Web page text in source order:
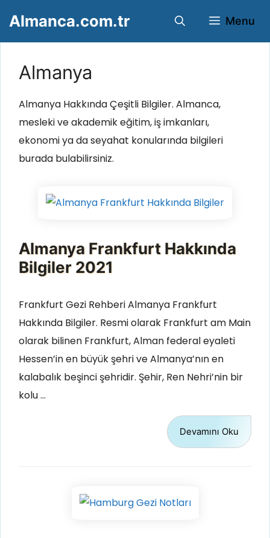
atlaAlmanca.com.tr Menu
Almanya
Almanya Hakkında Çeşitli Bilgiler. Almanca,
mesleki ve akademik eğitim, iş imkanları,
ekonomi ya da seyahat konularında bilgileri
burada bulabilirsiniz.
Almanya Frankfurt Hakkında
Bilgiler 2021
Frankfurt Gezi Rehberi Almanya Frankfurt
Hakkında Bilgiler. Resmi olarak Frankfurt am Main
olarak bilinen Frankfurt, Alman federal eyaleti
Hessen’in en büyük şehri ve Almanya’nın en
kalabalık beşinci şehridir. Şehir, Ren Nehri’nin bir
kolu …
Devamını Oku